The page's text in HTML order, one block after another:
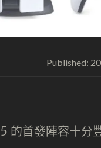
Published:
首發陣容十分